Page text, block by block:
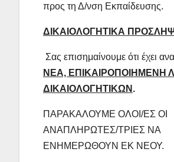
προς τη Δ/νση Εκπαίδευσης.
ΔΙΚΑΙΟΛΟΓΗΤΙΚΑ
Σας επισημαίνουμε ότι έχει
ΝΕΑ, ΕΠΙΚΑΙΡΟΠΟΙΗΜΕΝΗ
ΔΙΚΑΙΟΛΟΓΗΤΙΚΩΝ .
ΠΑΡΑΚΑΛΟΥΜΕ ΟΛΟΙ/ΕΣ ΟΙ
ΑΝΑΠΛΗΡΩΤΕΣ/ΤΡΙΕΣ ΝΑ
ΕΝΗΜΕΡΩΘΟΥΝ ΕΚ ΝΕΟΥ.